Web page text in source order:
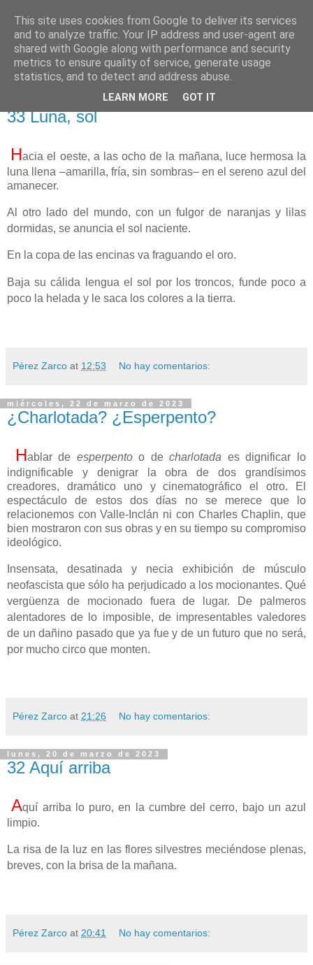
El pisapapeles de Karlsbad
Páginas de un escritor rural
martes, 28 de marzo de 2023
33 Luna, sol
Hacia el oeste, a las ocho de la mañana, luce hermosa la
luna llena ‒amarilla, fría, sin sombras‒ en el sereno azul del
amanecer.
Al otro lado del mundo, con un fulgor de naranjas y lilas
dormidas, se anuncia el sol naciente.
En la copa de las encinas va fraguando el oro.
Baja su cálida lengua el sol por los troncos, funde poco a
poco la helada y le saca los colores a la tierra.
Pérez Zarco at 12:53 No hay comentarios:
miércoles, 22 de marzo de 2023
¿Charlotada? ¿Esperpento?
Hablar de esperpentoo decharlotada es dignificar lo
indignificable y denigrar la obra de dos grandísimos
creadores, dramático uno y cinematográfico el otro. El
espectáculo de estos dos días no se merece que lo
relacionemos con Valle-Inclán ni con Charles Chaplin, que
bien mostraron con sus obras y en su tiempo su compromiso
ideológico.
Insensata, desatinada y necia exhibición de músculo
neofascista que sólo ha perjudicado a los mocionantes. Qué
vergüenza de mocionado fuera de lugar. De palmeros
alentadores de lo imposible, de impresentables valedores
de un dañino pasado que ya fue y de un futuro que no será,
por mucho circo que monten.
Pérez Zarco at 21:26 No hay comentarios:
lunes, 20 de marzo de 2023
32 Aquí arriba
Aquí arriba lo puro, en la cumbre del cerro, bajo un azul
limpio.
La risa de la luz en las flores silvestres meciéndose plenas,
breves, con la brisa de la mañana.
Pérez Zarco at 20:41 No hay comentarios:
This site uses cookies from Google to deliver its services
and to analyze traffic. Your IP address and user-agent are
shared with Google along with performance and security
metrics to ensure quality of service, generate usage
statistics, and to detect and address abuse.
LEARN MORE GOT IT